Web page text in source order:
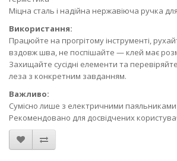
Міцна сталь і надійна нержавіюча ручка
Використання:
Працюйте на прогрітому інструменті,
вздовж шва, не поспішайте — клей має
Захищайте сусідні елементи та
леза з конкретним завданням.
Важливо:
Сумісно лише з електричними паяльниками
Рекомендовано для досвідчених